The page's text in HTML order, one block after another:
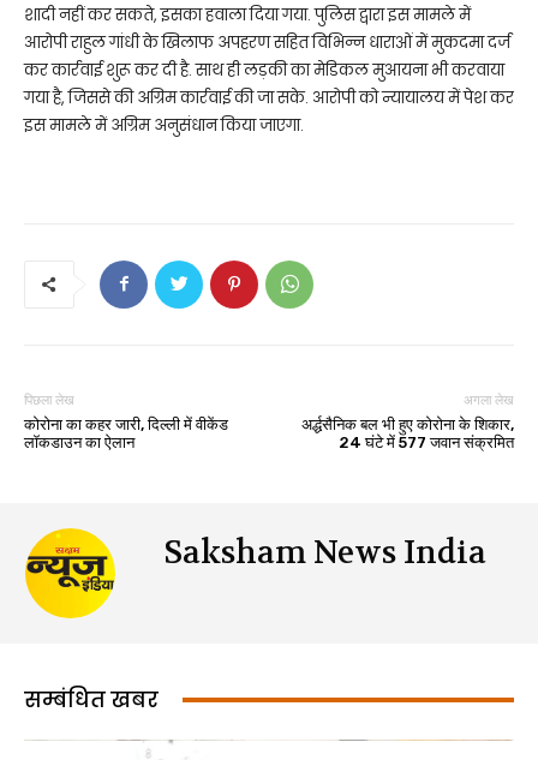
शादी नहीं कर सकते, इसका हवाला दिया गया. पुलिस द्वारा इस मामले में
आरोपी राहुल गांधी के खिलाफ अपहरण सहित विभिन्न धाराओं में मुकदमा दर्ज
कर कार्रवाई शुरू कर दी है. साथ ही लड़की का मेडिकल मुआयना भी करवाया
गया है, जिससे की अग्रिम कार्रवाई की जा सके. आरोपी को न्यायालय में पेश कर
इस मामले में अग्रिम अनुसंधान किया जाएगा.
पिछला लेख
कोरोना का कहर जारी, दिल्ली में वीकेंड
लॉकडाउन का ऐलान
अगला लेख
अर्द्धसैनिक बल भी हुए कोरोना के शिकार,
24 घंटे में 577 जवान संक्रमित
Saksham News India
सम्बंधित खबर